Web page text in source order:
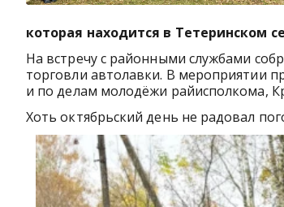
которая находится в Тетеринском
На встречу с районными службами
торговли автолавки. В мероприятии
и по делам молодёжи райисполкома,
Хоть октябрьский день не радовал